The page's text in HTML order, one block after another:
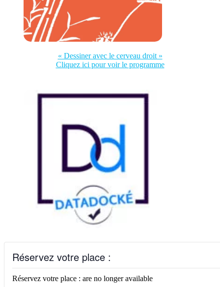
« Dessiner avec le cerveau droit »
Cliquez ici pour voir le programme
Réservez votre place :
Réservez votre place : are no longer available